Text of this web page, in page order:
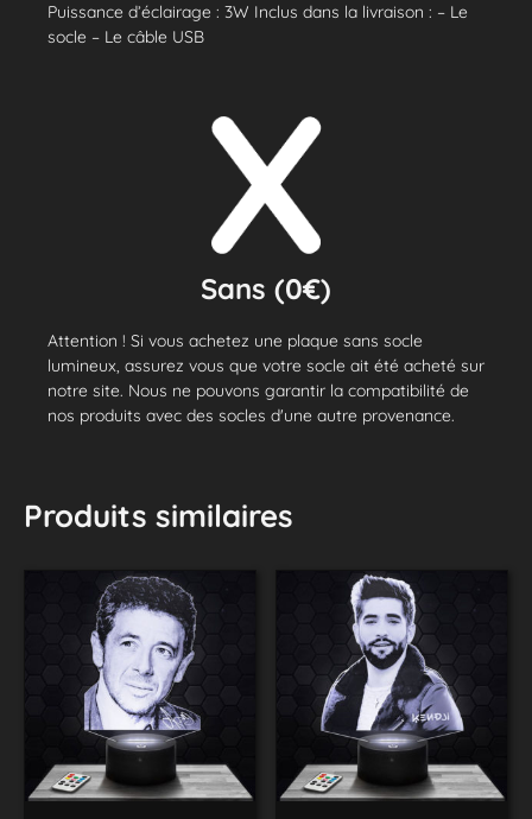
Puissance d’éclairage : 3W Inclus dans la livraison : – Le
socle – Le câble USB
Sans (0€)
Attention ! Si vous achetez une plaque sans socle
lumineux, assurez vous que votre socle ait été acheté sur
notre site. Nous ne pouvons garantir la compatibilité de
nos produits avec des socles d'une autre provenance.
Produits similaires